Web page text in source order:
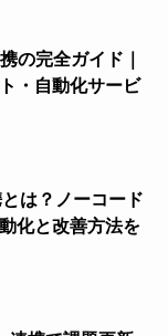
の完全ガイド｜
・自動化サービ
は？ノーコード
化と改善方法を